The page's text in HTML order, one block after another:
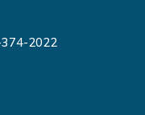
374-2022